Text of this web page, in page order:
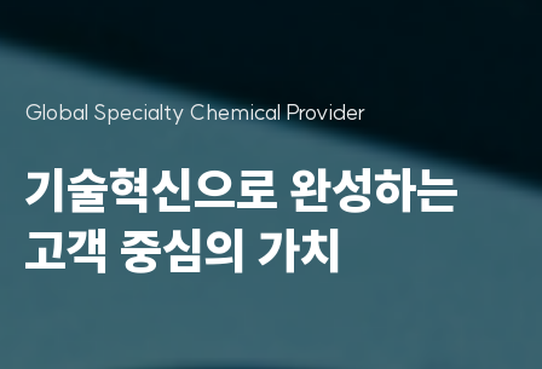
Global Specialty Chemical Provider
기술혁신으로 완성하는
고객 중심의 가치